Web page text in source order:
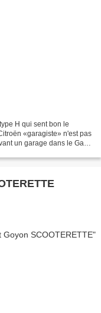
H qui sent bon le
«garagiste» n'est pas
un garage dans le Gard